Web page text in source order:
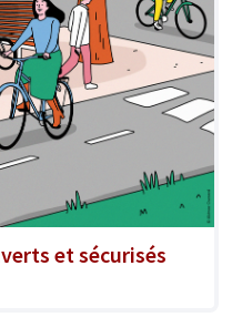
et sécurisés